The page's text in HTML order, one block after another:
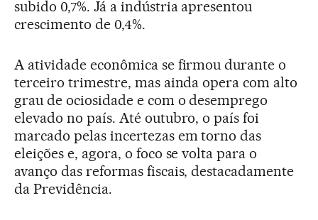
subido 0,7%. Já a indústria apresentou
crescimento de 0,4%.
A atividade econômica se firmou durante o
terceiro trimestre, mas ainda opera com alto
grau de ociosidade e com o desemprego
elevado no país. Até outubro, o país foi
marcado pelas incertezas em torno das
eleições e, agora, o foco se volta para o
avanço das reformas fiscais, destacadamente
da Previdência.